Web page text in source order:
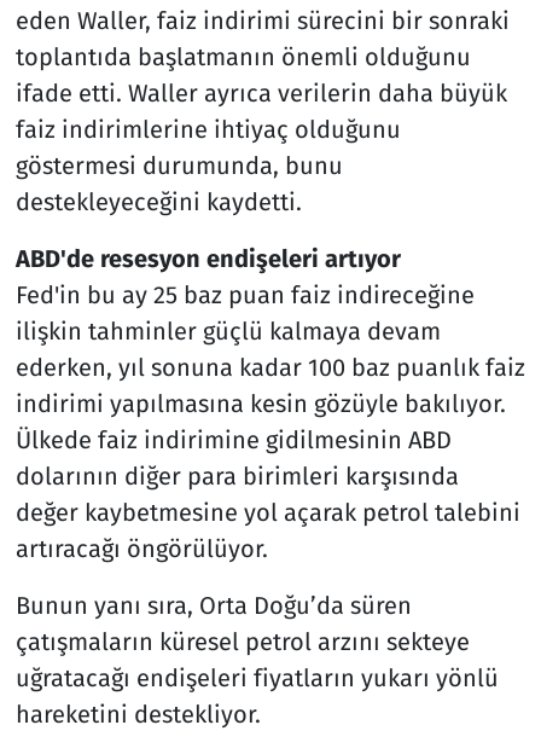
eden Waller, faiz indirimi sürecini bir sonraki
toplantıda başlatmanın önemli olduğunu
ifade etti. Waller ayrıca verilerin daha büyük
faiz indirimlerine ihtiyaç olduğunu
göstermesi durumunda, bunu
destekleyeceğini kaydetti.
ABD'de resesyon endişeleri artıyor
Fed'in bu ay 25 baz puan faiz indireceğine
ilişkin tahminler güçlü kalmaya devam
ederken, yıl sonuna kadar 100 baz puanlık faiz
indirimi yapılmasına kesin gözüyle bakılıyor.
Ülkede faiz indirimine gidilmesinin ABD
dolarının diğer para birimleri karşısında
değer kaybetmesine yol açarak petrol talebini
artıracağı öngörülüyor.
Bunun yanı sıra, Orta Doğu’da süren
çatışmaların küresel petrol arzını sekteye
uğratacağı endişeleri fiyatların yukarı yönlü
hareketini destekliyor.